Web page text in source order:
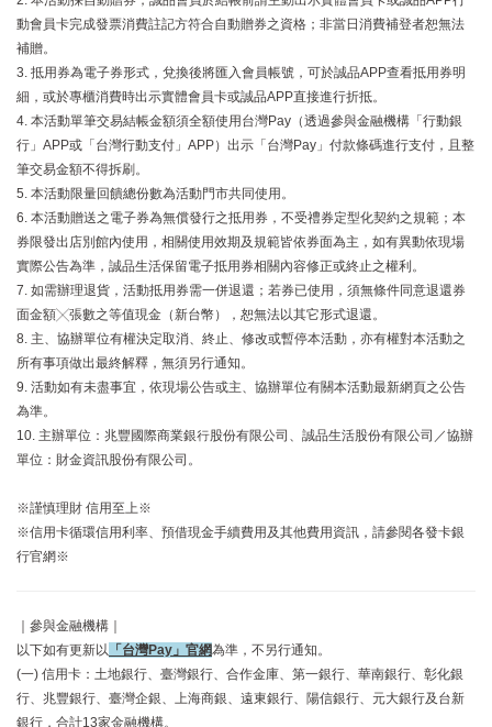
動會員卡完成發票消費註記方符合自動贈券之資格；非當日消費補登者恕無法
補贈。
3. 抵用券為電子券形式，兌換後將匯入會員帳號，可於誠品APP查看抵用券明
細，或於專櫃消費時出示實體會員卡或誠品APP直接進行折抵。
4. 本活動單筆交易結帳金額須全額使用台灣Pay（透過參與金融機構「行動銀
行」APP或「台灣行動支付」APP）出示「台灣Pay」付款條碼進行支付，且整
筆交易金額不得拆刷。
5. 本活動限量回饋總份數為活動門市共同使用。
6. 本活動贈送之電子券為無償發行之抵用券，不受禮券定型化契約之規範；本
券限發出店別館內使用，相關使用效期及規範皆依券面為主，如有異動依現場
實際公告為準，誠品生活保留電子抵用券相關內容修正或終止之權利。
7. 如需辦理退貨，活動抵用券需一併退還；若券已使用，須無條件同意退還券
面金額╳張數之等值現金（新台幣），恕無法以其它形式退還。
8. 主、協辦單位有權決定取消、終止、修改或暫停本活動，亦有權對本活動之
所有事項做出最終解釋，無須另行通知。
9. 活動如有未盡事宜，依現場公告或主、協辦單位有關本活動最新網頁之公告
為準。
10. 主辦單位：兆豐國際商業銀行股份有限公司、誠品生活股份有限公司／協辦
單位：財金資訊股份有限公司。
※謹慎理財 信用至上※
※信用卡循環信用利率、預借現金手續費用及其他費用資訊，請參閱各發卡銀
行官網※
｜參與金融機構｜
以下如有更新以
「台灣Pay」官網為準，不另行通知。
(一) 信用卡：土地銀行、臺灣銀行、合作金庫、第一銀行、華南銀行、彰化銀
行、兆豐銀行、臺灣企銀、上海商銀、遠東銀行、陽信銀行、元大銀行及台新
銀行，合計13家金融機構。